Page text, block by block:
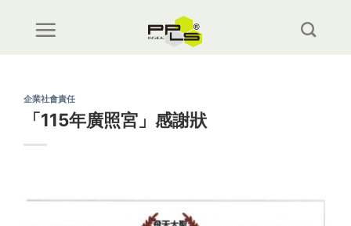
企業社會責任
「115年廣照宮」感謝狀